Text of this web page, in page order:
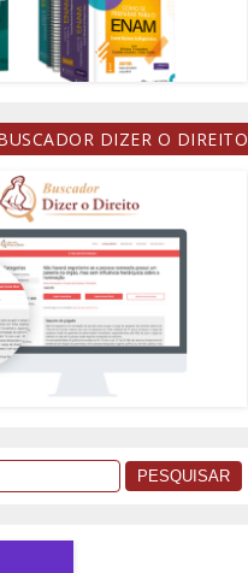
DIZER O DIREITO